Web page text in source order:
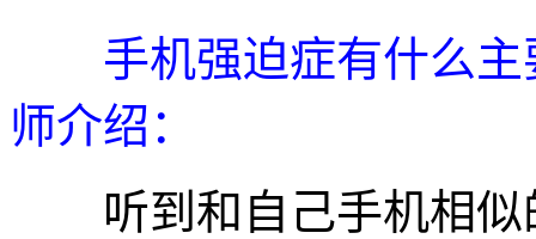
手机强迫症有什么
师介绍：
听到和自己手机相似